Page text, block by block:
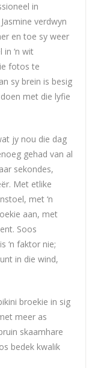
in
verdwyn
en toe sy weer
‘n wit
fotos te
sy brein is besig
met die lyfie
jy nou die dag
gehad van al
sekondes,
Met etlike
met ‘n
aan, met
Soos
‘n faktor nie;
in die wind,
broekie in sig
meer as
skaamhare
bedek kwalik